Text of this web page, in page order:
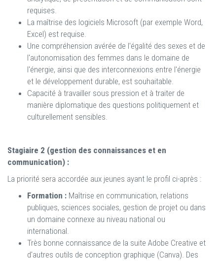
requises.
La maîtrise des logiciels Microsoft (par exemple Word,
Excel) est requise.
Une compréhension avérée de l'égalité des sexes et de
l'autonomisation des femmes dans le domaine de
l'énergie, ainsi que des interconnexions entre l'énergie
et le développement durable, est souhaitable.
Capacité à travailler sous pression et à traiter de
manière diplomatique des questions politiquement et
culturellement sensibles.
Stagiaire 2 (gestion des connaissances et en
communication) :
La priorité sera accordée aux jeunes ayant le profil ci-après :
Formation : Maîtrise en communication, relations
publiques, sciences sociales, gestion de projet ou dans
un domaine connexe au niveau national ou
international.
Très bonne connaissance de la suite Adobe Creative et
d'autres outils de conception graphique (Canva). Des